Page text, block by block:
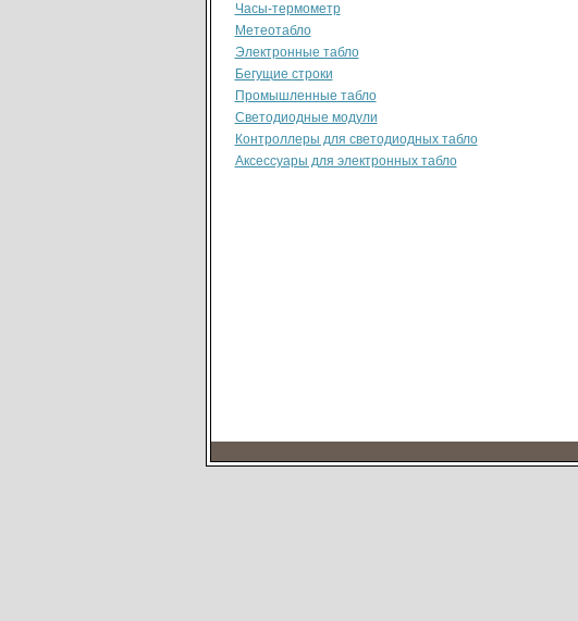
Часы-термометр
Метеотабло
Электронные табло
Бегущие строки
Промышленные табло
Светодиодные модули
Контроллеры для светодиодных табло
Аксессуары для электронных табло